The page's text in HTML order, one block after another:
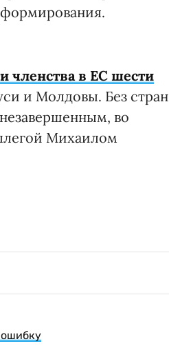
членства в ЕС шести
и Молдовы. Без стран
во
Михаилом
ошибку